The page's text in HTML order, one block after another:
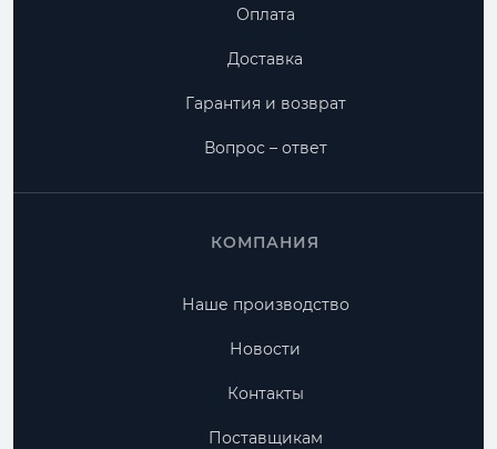
Оплата
Доставка
Гарантия и возврат
Вопрос – ответ
КОМПАНИЯ
Наше производство
Новости
Контакты
Поставщикам